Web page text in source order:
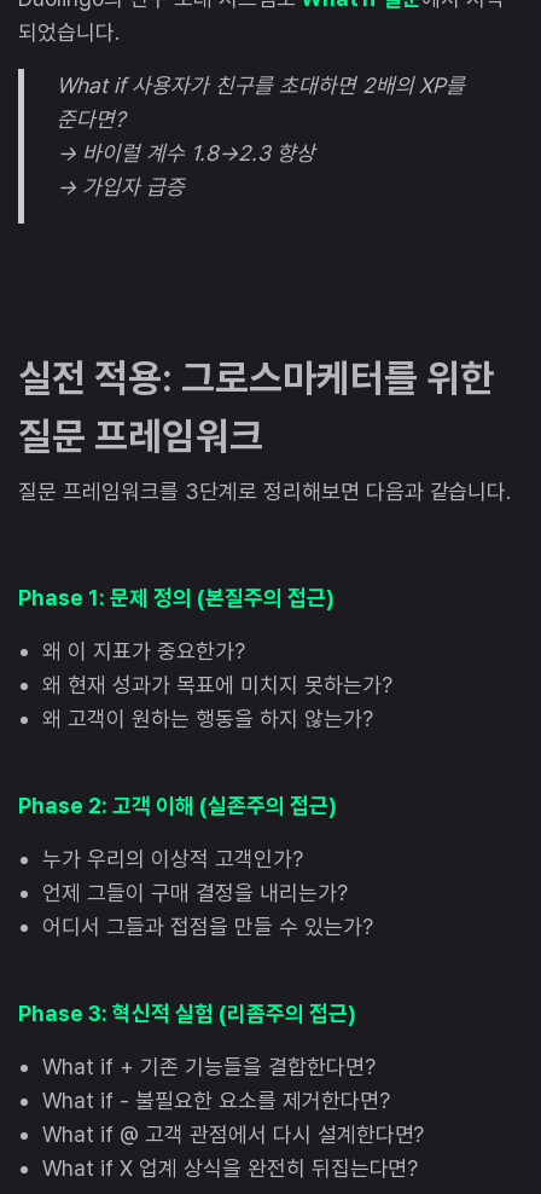
되었습니다.
What if 사용자가 친구를 초대하면 2배의 XP를
준다면?
→ 바이럴 계수 1.8→2.3 향상
→ 가입자 급증
실전 적용: 그로스마케터를 위한
질문 프레임워크
질문 프레임워크를 3단계로 정리해보면 다음과 같습니다.
Phase 1: 문제 정의 (본질주의 접근)
왜 이 지표가 중요한가?
왜 현재 성과가 목표에 미치지 못하는가?
왜 고객이 원하는 행동을 하지 않는가?
Phase 2: 고객 이해 (실존주의 접근)
누가 우리의 이상적 고객인가?
언제 그들이 구매 결정을 내리는가?
어디서 그들과 접점을 만들 수 있는가?
Phase 3: 혁신적 실험 (리좀주의 접근)
What if + 기존 기능들을 결합한다면?
What if - 불필요한 요소를 제거한다면?
What if @ 고객 관점에서 다시 설계한다면?
What if X 업계 상식을 완전히 뒤집는다면?